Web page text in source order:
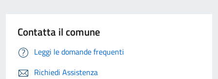
Contatta il comune
Leggi le domande frequenti
Richiedi Assistenza